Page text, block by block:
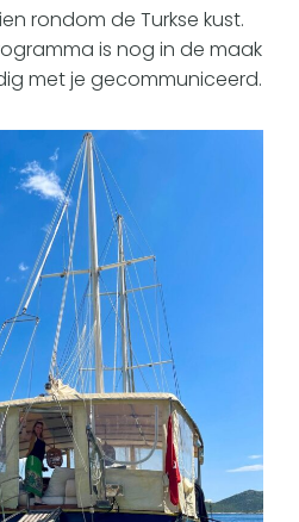
rondom de Turkse kust.
is nog in de maak
met je gecommuniceerd.